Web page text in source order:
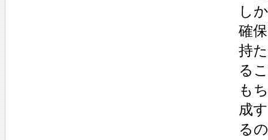
し
確
持
る
も
成
る